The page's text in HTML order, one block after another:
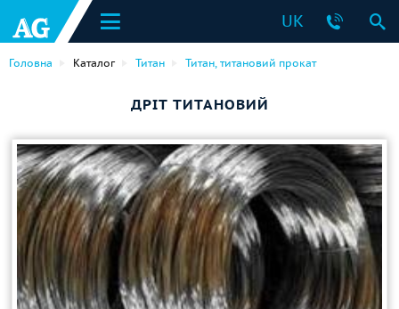
UK
Головна Каталог Титан Титан, титановий прокат
ДРІТ ТИТАНОВИЙ